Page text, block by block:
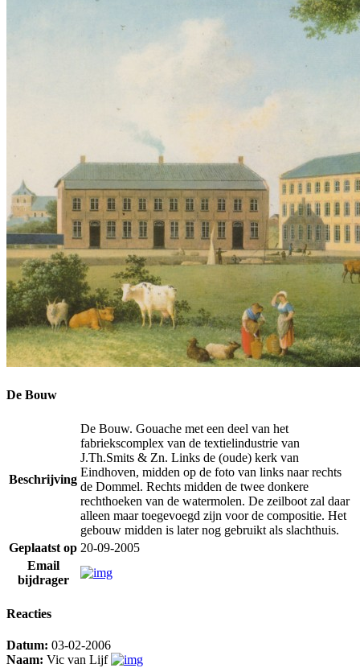
De Bouw
Beschrijving
De Bouw. Gouache met een deel van het
fabriekscomplex van de textielindustrie van
J.Th.Smits & Zn. Links de (oude) kerk van
Eindhoven, midden op de foto van links naar rechts
de Dommel. Rechts midden de twee donkere
rechthoeken van de watermolen. De zeilboot zal daar
alleen maar toegevoegd zijn voor de compositie. Het
gebouw midden is later nog gebruikt als slachthuis.
Geplaatst op 20-09-2005
Email
bijdrager
Reacties
Datum: 03-02-2006
Naam: Vic van Lijf